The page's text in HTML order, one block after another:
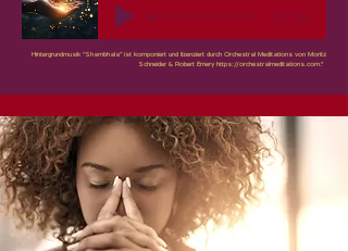
-07:56
Hintergrundmusik "Shambhala" ist komponiert und lizenziert durch Orchestral Meditations von Moritz
Schneider & Robert Emery https://orchestralmeditations.com.”